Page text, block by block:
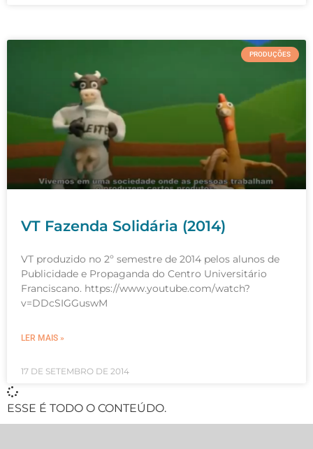
PRODUÇÕES
VT Fazenda Solidária (2014)
VT produzido no 2º semestre de 2014 pelos alunos de
Publicidade e Propaganda do Centro Universitário
Franciscano. https://www.youtube.com/watch?
v=DDcSIGGuswM
LER MAIS »
17 DE SETEMBRO DE 2014
ESSE É TODO O CONTEÚDO.